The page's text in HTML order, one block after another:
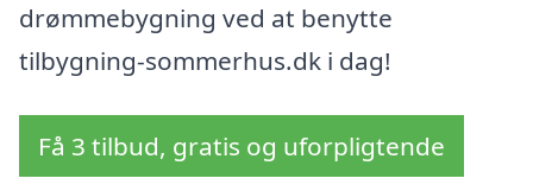
drømmebygning ved at benytte
tilbygning-sommerhus.dk i dag!
Få 3 tilbud, gratis og uforpligtende